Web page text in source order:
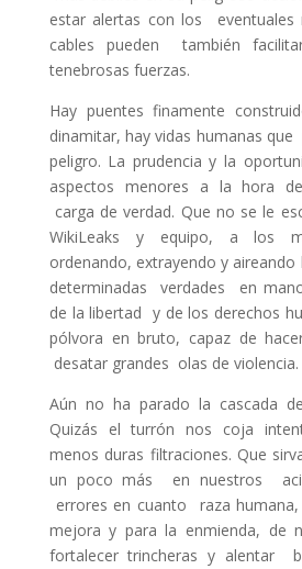
estar alertas con los eventuales
cables pueden también
tenebrosas fuerzas.
Hay puentes finamente
dinamitar, hay vidas humanas
peligro. La prudencia y la
aspectos menores a la hora
carga de verdad. Que no se le
WikiLeaks y equipo, a los
ordenando, extrayendo y
determinadas verdades en
de la libertad y de los derechos
pólvora en bruto, capaz de
desatar grandes olas de violencia.
Aún no ha parado la cascada
Quizás el turrón nos coja
menos duras filtraciones. Que
un poco más en nuestros
errores en cuanto raza
mejora y para la enmienda, de
fortalecer trincheras y alentar